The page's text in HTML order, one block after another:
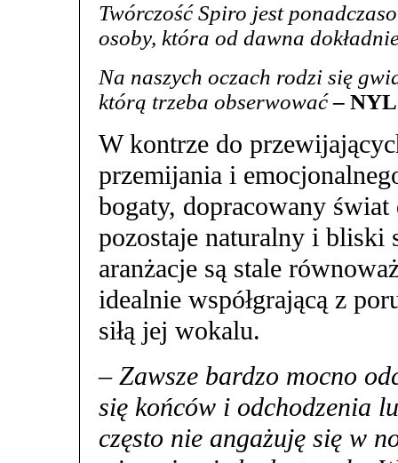
Twórczość Spiro jest
osoby, która od dawna
Na naszych oczach rodzi się
którą trzeba obserwować–
W kontrze do
przemijania i
bogaty, dopracowany
pozostaje naturalny i bliski
aranżacje są stale
idealnie współgrającą z
siłą jej wokalu.
– Zawsze bardzo mocno
się końców i odchodzenia
często nie angażuję się w